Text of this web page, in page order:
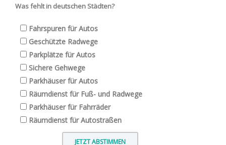
Was fehlt in deutschen Städten?
Fahrspuren für Autos
Geschützte Radwege
Parkplätze für Autos
Sichere Gehwege
Parkhäuser für Autos
Räumdienst für Fuß- und Radwege
Parkhäuser für Fahrräder
Räumdienst für Autostraßen